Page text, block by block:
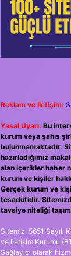
Reklam ve İletişim:
Yasal Uyarı: Bu
kurum veya şahıs
bulunmamaktadır.
hazırladığımız
alan içerikler haber
kurum ve kişiler
Gerçek kurum ve
tesadüfidir.
tavsiye niteliği
Sitemiz, 5651 Sayılı
ve İletişim Kurumu
Sağlayıcı olarak